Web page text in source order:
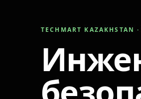
TECHMART KAZAKHSTAN